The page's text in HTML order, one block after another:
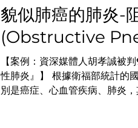
診，在這趟焦急的運送過程中
傷了。到了急診室，最讓人恐懼
確認，他已經失去了脈搏與呼
OHCA）。 面對死神無情的逼
間賽跑的搶救，插管、注射強
肺復甦術（CPCR）。在那讓人
室裡的空氣彷彿凝結了。直到
貌似肺癌的肺炎-
(Obstructive
【案例：資深媒體人胡孝誠被
性肺炎』】 根據衛福部統計的
別是癌症、心血管疾病、肺炎